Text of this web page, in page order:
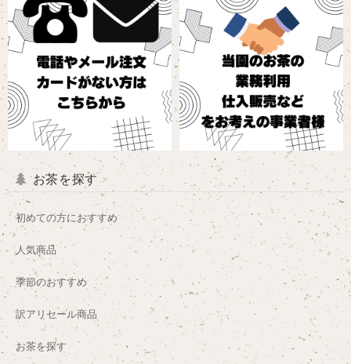
お茶を探す
初めての方におすすめ
人気商品
季節のおすすめ
訳アリセール商品
お茶を探す